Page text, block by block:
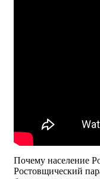
Почему население
Ростовщический